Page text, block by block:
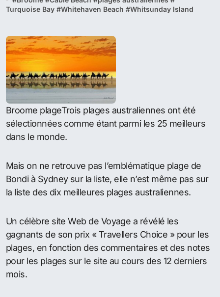
Accueil
Actualités
Trois plages australiennes dans le top 25 du
monde
Trois plages australiennes
dans le top 25 du monde
par Kango Mar 18, 2014
Aucun commentaire
Broome #Cable Beach plages australiennes
Turquoise Bay #Whitehaven Beach #Whitsunday Island